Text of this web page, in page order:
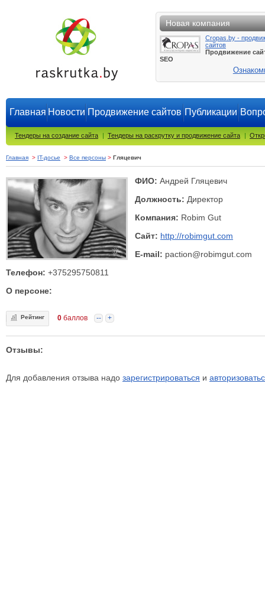
Новая компания
Cropas.by -
сайтов
Продвижение
SEO
Главная Новости Продвижение сайтов Публикации
Тендеры на создание сайта | Тендеры на раскрутку и продвижение сайта |
Главная > IT-досье > Все персоны > Гляцевич
ФИО: Андрей Гляцевич
Должность: Директор
Компания: Robim Gut
Сайт: http://robimgut.com
E-mail: paction@robimgut.com
Телефон: +375295750811
О персоне:
Рейтинг 0 баллов -- +
Отзывы:
Для добавления отзыва надо зарегистрироваться и